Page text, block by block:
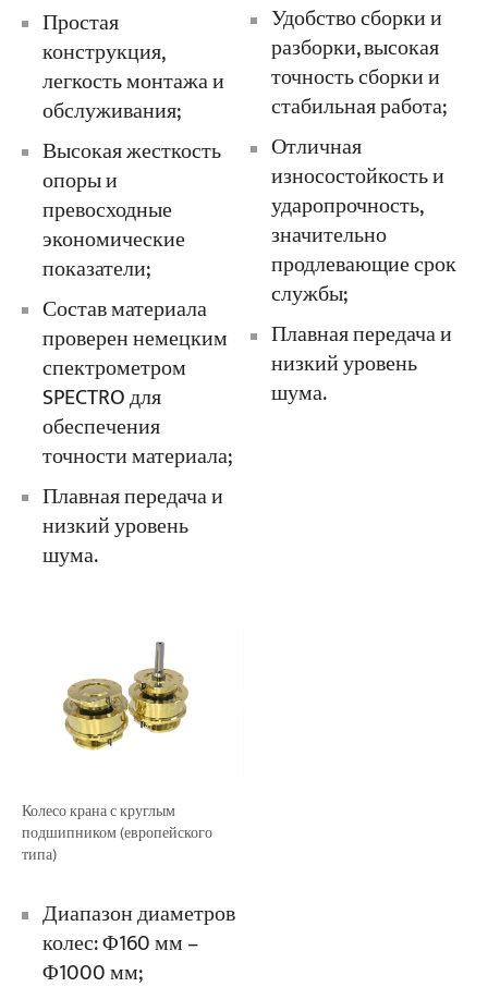
Простая
конструкция,
легкость монтажа и
обслуживания;
Высокая жесткость
опоры и
превосходные
экономические
показатели;
Состав материала
проверен немецким
спектрометром
SPECTRO для
обеспечения
точности материала;
Плавная передача и
низкий уровень
шума.
Удобство сборки и
разборки, высокая
точность сборки и
стабильная работа;
Отличная
износостойкость и
ударопрочность,
значительно
продлевающие срок
службы;
Плавная передача и
низкий уровень
шума.
Колесо крана с круглым
подшипником (европейского
типа)
Диапазон диаметров
колес: Φ160 мм –
Φ1000 мм;